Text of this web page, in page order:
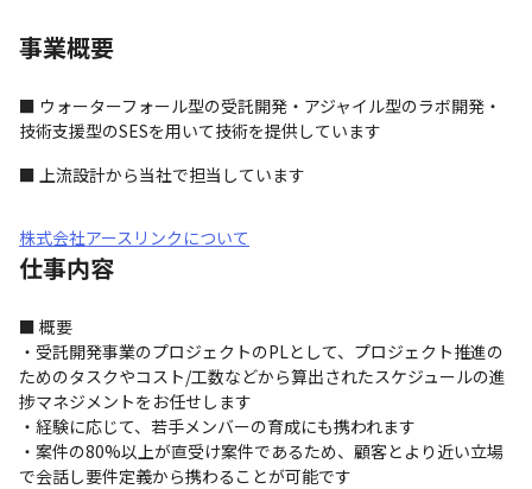
事業概要
■ ウォーターフォール型の受託開発・アジャイル型のラボ開発・
技術支援型のSESを用いて技術を提供しています
■ 上流設計から当社で担当しています
株式会社アースリンクについて
仕事内容
■ 概要
・受託開発事業のプロジェクトのPLとして、プロジェクト推進の
ためのタスクやコスト/工数などから算出されたスケジュールの進
捗マネジメントをお任せします
・経験に応じて、若手メンバーの育成にも携われます
・案件の80%以上が直受け案件であるため、顧客とより近い立場
で会話し要件定義から携わることが可能です